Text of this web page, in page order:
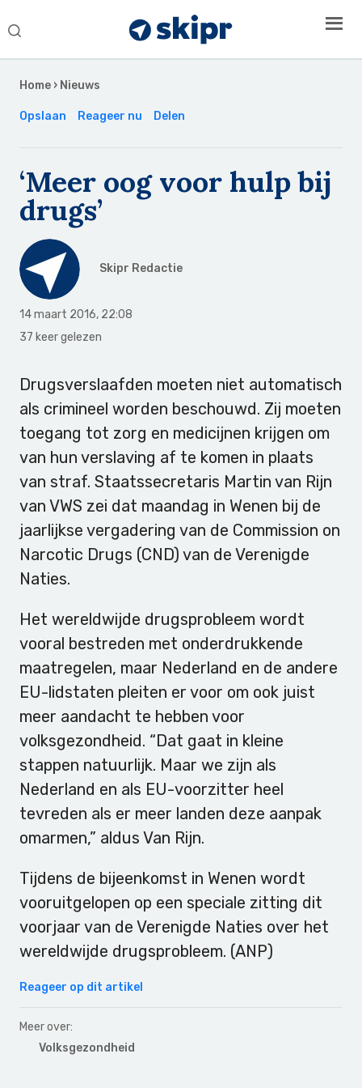
Search
Home › Nieuws
Opslaan Reageer nu Delen
‘Meer oog voor hulp bij
drugs’
Skipr Redactie
14 maart 2016, 22:08
37 keer gelezen
Drugsverslaafden moeten niet automatisch
als crimineel worden beschouwd. Zij moeten
toegang tot zorg en medicijnen krijgen om
van hun verslaving af te komen in plaats
van straf. Staatssecretaris Martin van Rijn
van VWS zei dat maandag in Wenen bij de
jaarlijkse vergadering van de Commission on
Narcotic Drugs (CND) van de Verenigde
Naties.
Het wereldwijde drugsprobleem wordt
vooral bestreden met onderdrukkende
maatregelen, maar Nederland en de andere
EU-lidstaten pleiten er voor om ook juist
meer aandacht te hebben voor
volksgezondheid. “Dat gaat in kleine
stappen natuurlijk. Maar we zijn als
Nederland en als EU-voorzitter heel
tevreden als er meer landen deze aanpak
omarmen,” aldus Van Rijn.
Tijdens de bijeenkomst in Wenen wordt
vooruitgelopen op een speciale zitting dit
voorjaar van de Verenigde Naties over het
wereldwijde drugsprobleem. (ANP)
Reageer op dit artikel
Meer over:
Volksgezondheid
Sidebar